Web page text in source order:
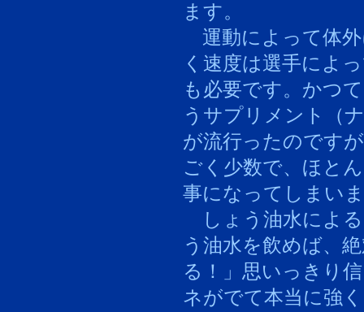
ます。
運動によって体
く速度は選手によ
も必要です。かつ
うサプリメント（
が流行ったのです
ごく少数で、ほと
事になってしまい
しょう油水によ
う油水を飲めば、
る！」思いっきり
ネがでて本当に強